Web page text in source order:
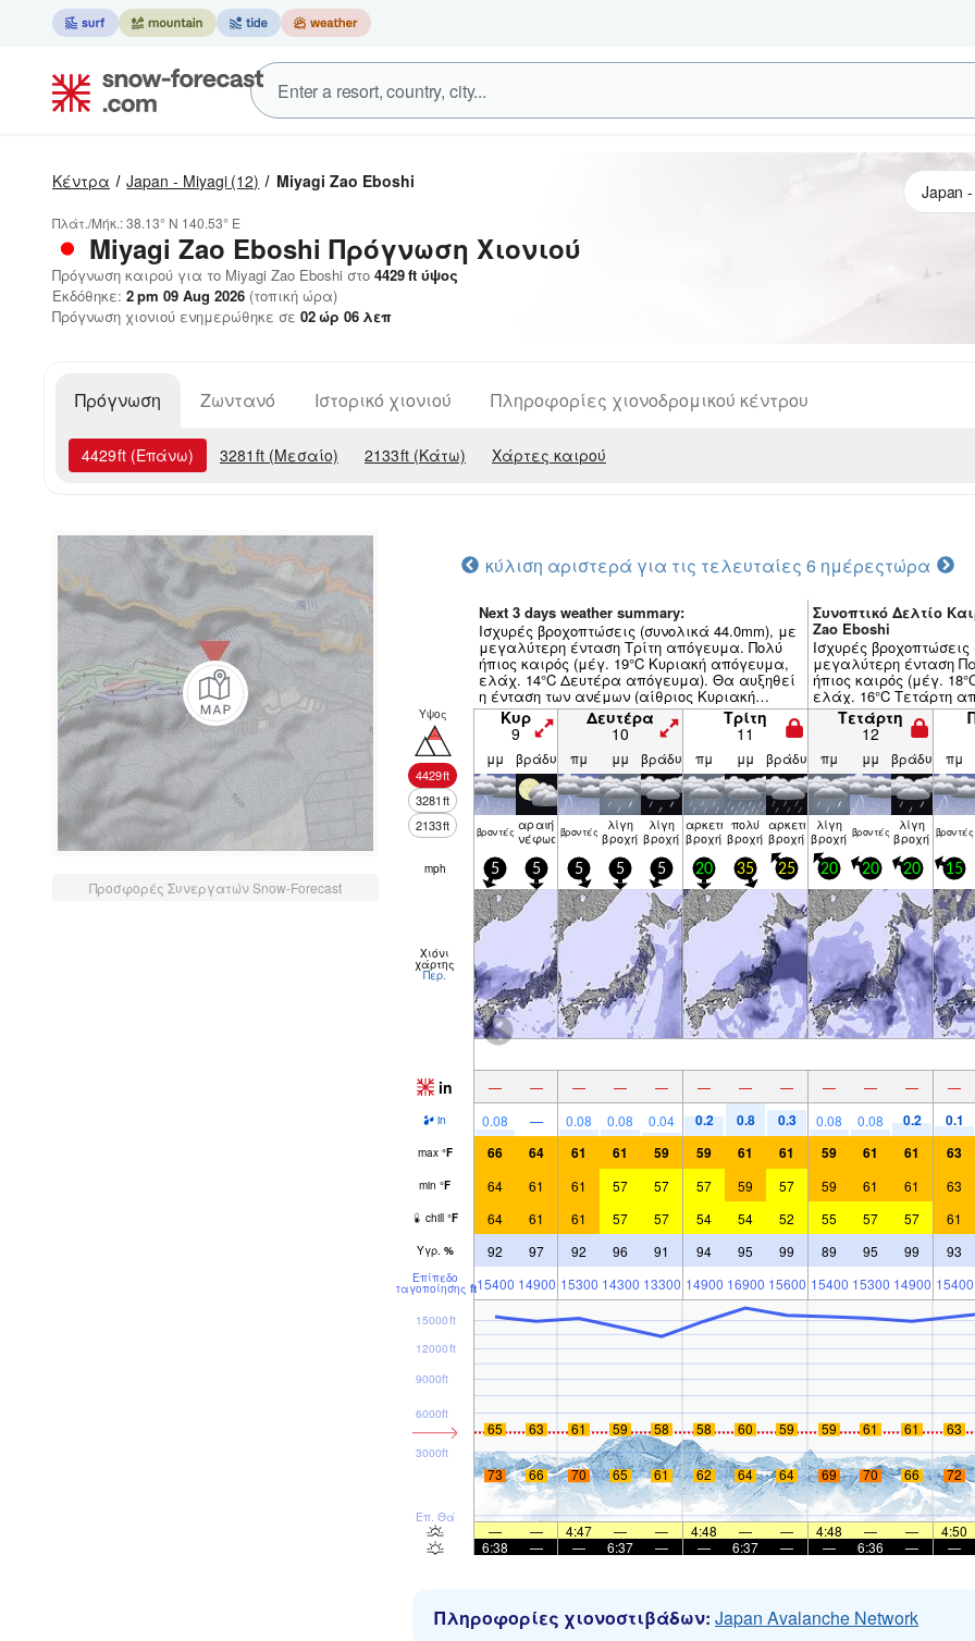
Κέντρα Japan - Miyagi (12) Miyagi Zao Eboshi
Πλάτ./Μήκ.:38.13° N 140.53° E
Miyagi Zao Eboshi Πρόγνωση Χιονιού
Πρόγνωση καιρού για το Miyagi Zao Eboshi στο 4429ft ύψος
Εκδόθηκε: 2 pm 09 Aug 2026 (τοπική ώρα)
Πρόγνωση χιονιού ενημερώθηκε σε 02ώρ 06 λεπ
Πρόγνωση Ζωντανό Ιστορικό χιονιού Πληροφορίες χιονοδρομικού κέντρου
4429ft (Επάνω) 3281 ft (Μεσαίο) 2133ft (Κάτω) Χάρτες καιρού
Προσφορές Συνεργατών Snow-Forecast
κύλιση αριστερά για τις τελευταίες 6 ημέρεςτώρα
Next 3 days weather summary:
Ισχυρές βροχοπτώσεις (συνολικά 44.0mm), με
μεγαλύτερη ένταση Τρίτη απόγευμα. Πολύ
ήπιος καιρός (μέγ. 19°C Κυριακή απόγευμα,
ελάχ. 14°C Δευτέρα απόγευμα). Θα αυξηθεί
η ένταση των ανέμων (αίθριος Κυριακή
απόγευμα, σχεδόν θυελλώδεις ΒΒΔ από
Τρίτη απόγευμα).
Συνοπτικό Δελτίο
Zao Eboshi
Ισχυρές
μεγαλύτερη ένταση
ήπιος καιρός (μέγ.
ελάχ. 16°C Τετάρτη
ένταση των ανέμων
πρωΐ, θύελλα Α από
Υψος
4429ft
3281ft
2133ft
Κυρ
9
Δευτέρα
10
Τρίτη
11
Τετάρτη
12
μμ βράδυ πμ μμ βράδυ πμ μμ βράδυ πμ μμ βράδυ πμ
βρον­τές αραιή
νέφωσηβρον­τές λίγη
βροχή
λίγη
βροχή
αρκετή
βροχή
πολύ
βροχή
αρκετή
βροχή
λίγη
βροχή βρον­τές λίγη
βροχή βρον­τές
mph 5 5 5 5 5 20 35 25 20 20 20 15
Χιόνι
χάρτης
Περ.
in — — — — — — — — — — — —
in 0.08 — 0.08 0.08 0.04 0.2 0.8 0.3 0.08 0.08 0.2 0.1
max °F 66 64 61 61 59 59 61 61 59 61 61 63
min °F 64 61 61 57 57 57 59 57 59 61 61 63
chill °F 64 61 61 57 57 54 54 52 55 57 57 61
Υγρ. % 92 97 92 96 91 94 95 99 89 95 99 93
Επίπεδο
παγοποίησης ft15400 14900 15300 14300 13300 14900 16900 15600 15400 15300 14900 15400
Επ. Θάλ
3000ft
6000ft
9000ft
12000ft
15000ft
65 63 61 59 58 58 60 59 59 61 61 63
73 66 70 65 61 62 64 64 69 70 66 72
— — 4:47 — — 4:48 — — 4:48 — — 4:50
6:38
— — 6:37 — — 6:37 — — 6:36 — —
Πληροφορίες χιονοστιβάδων: Japan Avalanche Network